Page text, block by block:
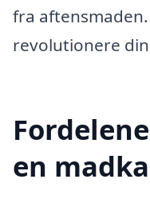
fra
revolutionere
en